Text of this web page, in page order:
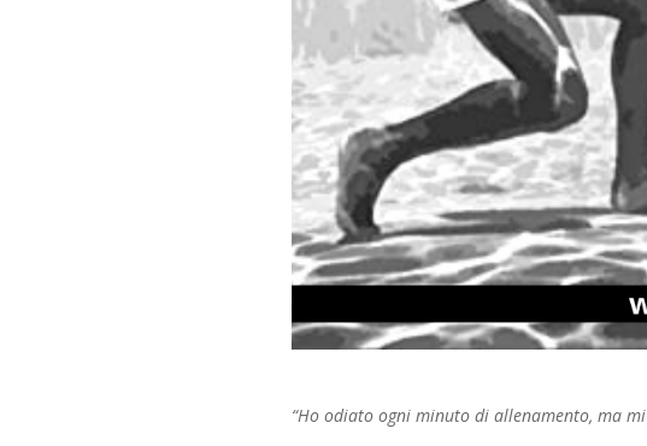
“Ho odiato ogni minuto di allenamento, ma